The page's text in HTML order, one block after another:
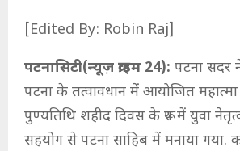
[Edited By: Robin Raj]
पटनासिटी(न्यूज़ क्राइम 24): पटना सदर
पटना के तत्वावधान में आयोजित महात्मा
पुण्यतिथि शहीद दिवस के रूप में युवा
सहयोग से पटना साहिब में मनाया गया.